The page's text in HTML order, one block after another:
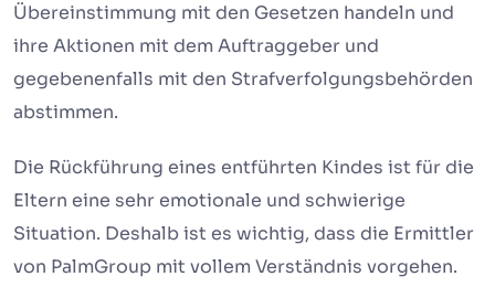
Übereinstimmung mit den Gesetzen handeln und
ihre Aktionen mit dem Auftraggeber und
gegebenenfalls mit den Strafverfolgungsbehörden
abstimmen.
Die Rückführung eines entführten Kindes ist für die
Eltern eine sehr emotionale und schwierige
Situation. Deshalb ist es wichtig, dass die Ermittler
von PalmGroup mit vollem Verständnis vorgehen.